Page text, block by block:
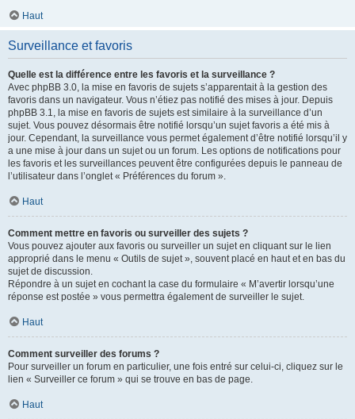
Haut
Surveillance et favoris
Quelle est la différence entre les favoris et la surveillance ?
Avec phpBB 3.0, la mise en favoris de sujets s’apparentait à la gestion des
favoris dans un navigateur. Vous n’étiez pas notifié des mises à jour. Depuis
phpBB 3.1, la mise en favoris de sujets est similaire à la surveillance d’un
sujet. Vous pouvez désormais être notifié lorsqu’un sujet favoris a été mis à
jour. Cependant, la surveillance vous permet également d’être notifié lorsqu’il y
a une mise à jour dans un sujet ou un forum. Les options de notifications pour
les favoris et les surveillances peuvent être configurées depuis le panneau de
l’utilisateur dans l’onglet « Préférences du forum ».
Haut
Comment mettre en favoris ou surveiller des sujets ?
Vous pouvez ajouter aux favoris ou surveiller un sujet en cliquant sur le lien
approprié dans le menu « Outils de sujet », souvent placé en haut et en bas du
sujet de discussion.
Répondre à un sujet en cochant la case du formulaire « M’avertir lorsqu’une
réponse est postée » vous permettra également de surveiller le sujet.
Haut
Comment surveiller des forums ?
Pour surveiller un forum en particulier, une fois entré sur celui-ci, cliquez sur le
lien « Surveiller ce forum » qui se trouve en bas de page.
Haut